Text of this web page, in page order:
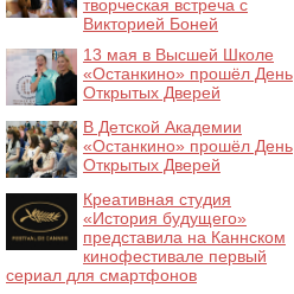
творческая встреча с
Викторией Боней
13 мая в Высшей Школе
«Останкино» прошёл День
Открытых Дверей
В Детской Академии
«Останкино» прошёл День
Открытых Дверей
Креативная студия
«История будущего»
представила на Каннском
кинофестивале первый
сериал для смартфонов